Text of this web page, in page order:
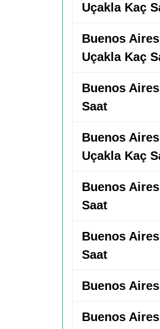
Uçakla Kaç
Buenos
Uçakla Kaç
Buenos
Saat
Buenos
Uçakla Kaç
Buenos
Saat
Buenos
Saat
Buenos
Buenos